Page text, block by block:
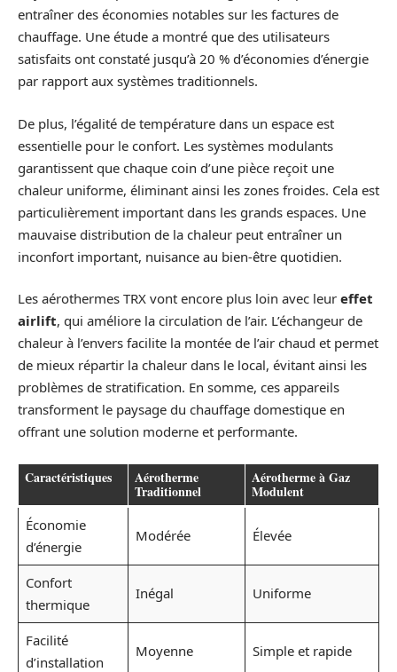
entraîner des économies notables sur les factures de
chauffage. Une étude a montré que des utilisateurs
satisfaits ont constaté jusqu’à 20 % d’économies d’énergie
par rapport aux systèmes traditionnels.
De plus, l’égalité de température dans un espace est
essentielle pour le confort. Les systèmes modulants
garantissent que chaque coin d’une pièce reçoit une
chaleur uniforme, éliminant ainsi les zones froides. Cela est
particulièrement important dans les grands espaces. Une
mauvaise distribution de la chaleur peut entraîner un
inconfort important, nuisance au bien-être quotidien.
Les aérothermes TRX vont encore plus loin avec leur effet
airlift, qui améliore la circulation de l’air. L’échangeur de
chaleur à l’envers facilite la montée de l’air chaud et permet
de mieux répartir la chaleur dans le local, évitant ainsi les
problèmes de stratification. En somme, ces appareils
transforment le paysage du chauffage domestique en
offrant une solution moderne et performante.
Caractéristiques Aérotherme
Traditionnel
Aérotherme à Gaz
Modulent
Économie
d’énergie
Modérée Élevée
Confort
thermique
Inégal Uniforme
Facilité
d’installation
Moyenne Simple et rapide